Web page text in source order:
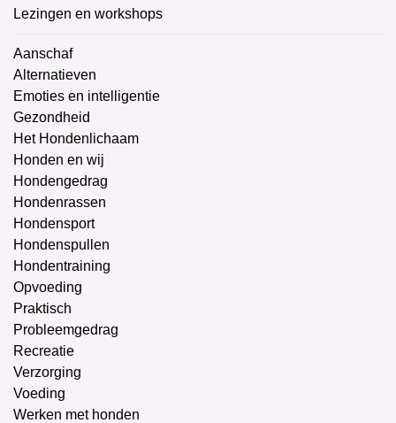
Lezingen en workshops
Aanschaf
Alternatieven
Emoties en intelligentie
Gezondheid
Het Hondenlichaam
Honden en wij
Hondengedrag
Hondenrassen
Hondensport
Hondenspullen
Hondentraining
Opvoeding
Praktisch
Probleemgedrag
Recreatie
Verzorging
Voeding
Werken met honden